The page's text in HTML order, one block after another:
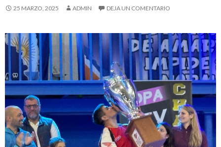
25 MARZO, 2025 ADMIN DEJA UN COMENTARIO